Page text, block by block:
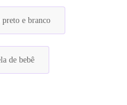
e branco
de bebê